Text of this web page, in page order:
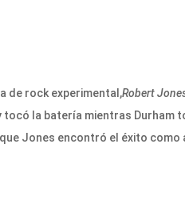
de rock experimental,Robert
tocó la batería mientras Durham
Jones encontró el éxito como